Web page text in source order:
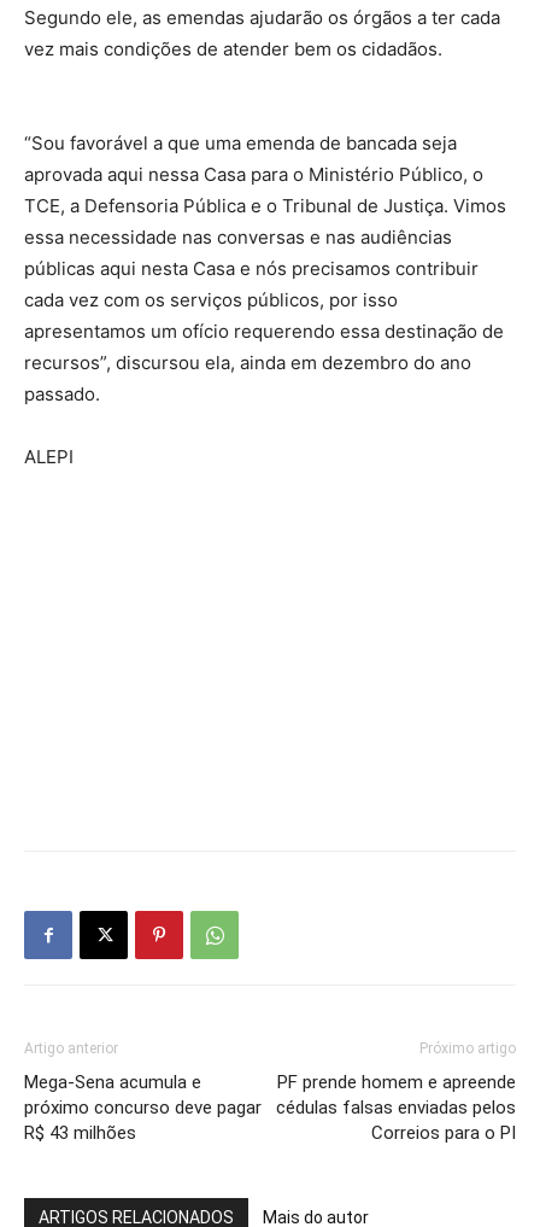
Segundo ele, as emendas ajudarão os órgãos a ter cada
vez mais condições de atender bem os cidadãos.
“Sou favorável a que uma emenda de bancada seja
aprovada aqui nessa Casa para o Ministério Público, o
TCE, a Defensoria Pública e o Tribunal de Justiça. Vimos
essa necessidade nas conversas e nas audiências
públicas aqui nesta Casa e nós precisamos contribuir
cada vez com os serviços públicos, por isso
apresentamos um ofício requerendo essa destinação de
recursos”, discursou ela, ainda em dezembro do ano
passado.
ALEPI
Artigo anterior
Mega-Sena acumula e
próximo concurso deve pagar
R$ 43 milhões
Próximo artigo
PF prende homem e apreende
cédulas falsas enviadas pelos
Correios para o PI
ARTIGOS RELACIONADOS Mais do autor